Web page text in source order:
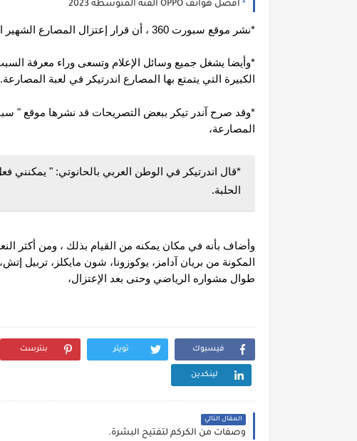
أفضل هواتف OPPO الفئة المتوسطة 2023
*نشر موقع سبورت 360 ، أن قرار إعتزال المصارع الشهير اندرتيكر، مازال يشغل بال المعجبين به من جميع أنحاء العالم.
الكبيرة التي يتمتع بها المصارع اندرتيكر في لعبة المصارعة.
المصارعة،
الحلبة.
طوال مشواره الرياضي وحتى بعد الإعتزال،
فيسبوك تويتر بنترست
لينكدين
المقال التالي
وصفات من الكركم لتفتيح البشرة.